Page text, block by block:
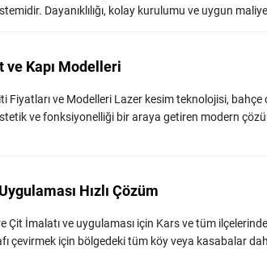
Dayanıklılığı, kolay kurulumu ve uygun
ve Kapı Modelleri
Fiyatları ve Modelleri Lazer kesim teknolojisi, bahçe
ve fonksiyonelliği bir araya getiren modern
Hızlı Çözüm
Çit İmalatı ve uygulaması için Kars ve tüm
çevirmek için bölgedeki tüm köy veya kasabalar